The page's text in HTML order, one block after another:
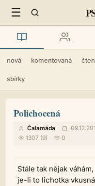
☰
nová komentovaná
sbírky
Polichocená
Čalamáda
1307 (9)
0
Stále tak nějak váhám,
je-li to lichotka